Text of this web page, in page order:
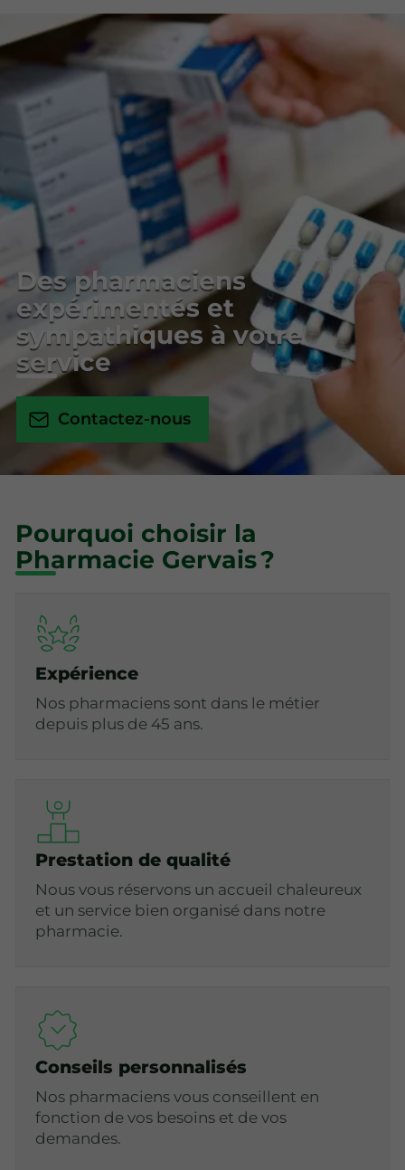
Des pharmaciens
expérimentés et
sympathiques à votre
service
Contactez-nous
Pourquoi choisir la
Pharmacie Gervais ?
Expérience
Nos pharmaciens sont dans le métier
depuis plus de 45 ans.
Prestation de qualité
Nous vous réservons un accueil chaleureux
et un service bien organisé dans notre
pharmacie.
Conseils personnalisés
Nos pharmaciens vous conseillent en
fonction de vos besoins et de vos
demandes.